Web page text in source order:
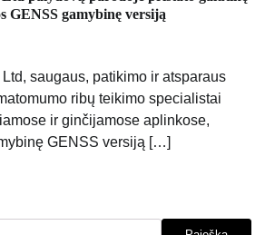
GENSS gamybinę versiją
saugaus, patikimo ir atsparaus
ribų teikimo specialistai
ir ginčijamose aplinkose,
GENSS versiją […]